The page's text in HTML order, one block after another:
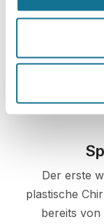
Privatsphäre
wodurch
Der erste
plastische
bereits